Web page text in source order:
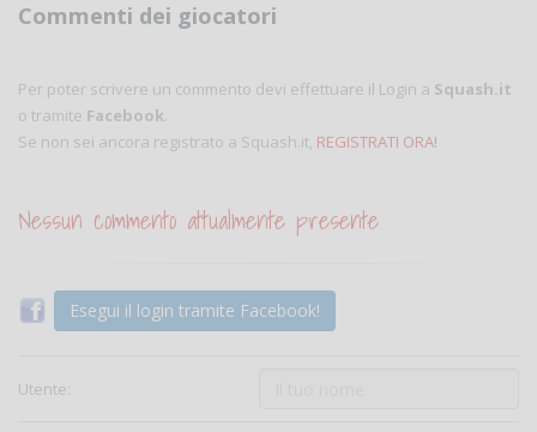
Commenti dei giocatori
Per poter scrivere un commento devi effettuare il Login a Squash.it
o tramite Facebook.
Se non sei ancora registrato a Squash.it, REGISTRATI ORA!
Nessun commento attualmente presente
Esegui il login tramite Facebook!
Utente: